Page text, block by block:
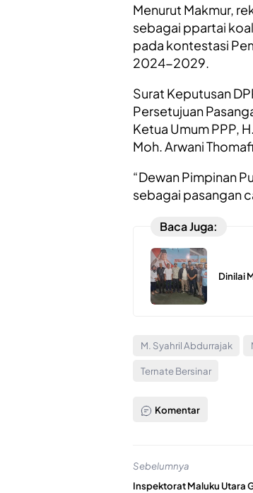
Menurut Makmur,
sebagai ppartai
pada kontestasi
2024-2029.
Surat Keputusan
Persetujuan
Ketua Umum PPP,
Moh. Arwani
“Dewan Pimpinan
sebagai pasangan
Baca Juga:
Dinilai
M. Syahril Abdurrajak
Ternate Bersinar
Komentar
Sebelumnya
Inspektorat Maluku Utara